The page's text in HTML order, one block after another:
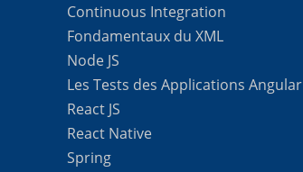
Continuous Integration
Fondamentaux du XML
Node JS
Les Tests des Applications Angular
React JS
React Native
Spring